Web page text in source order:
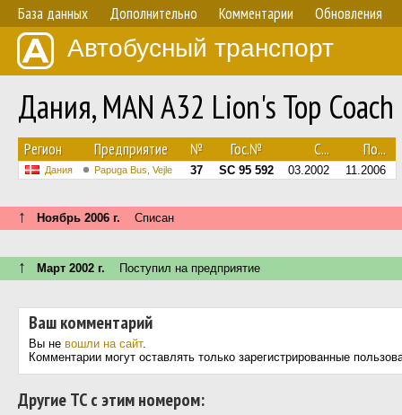
База данных Дополнительно Комментарии Обновления
Автобусный транспорт
Дания, MAN A32 Lion's Top
Регион Предприятие № Гос.№ С... По...
Дания Papuga Bus, Vejle 37 SC 95 592 03.2002 11.2006
↑ Ноябрь 2006 г. Списан
↑ Март 2002 г. Поступил на предприятие
Ваш комментарий
Вы не вошли на сайт.
Комментарии могут оставлять только зарегистрированные
Другие ТС с этим номером: